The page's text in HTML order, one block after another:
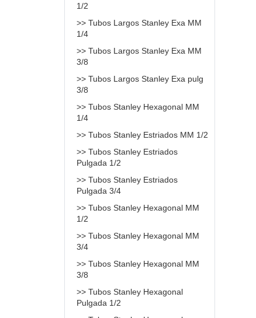
1/2
>> Tubos Largos Stanley Exa MM
1/4
>> Tubos Largos Stanley Exa MM
3/8
>> Tubos Largos Stanley Exa pulg
3/8
>> Tubos Stanley Hexagonal MM
1/4
>> Tubos Stanley Estriados MM 1/2
>> Tubos Stanley Estriados
Pulgada 1/2
>> Tubos Stanley Estriados
Pulgada 3/4
>> Tubos Stanley Hexagonal MM
1/2
>> Tubos Stanley Hexagonal MM
3/4
>> Tubos Stanley Hexagonal MM
3/8
>> Tubos Stanley Hexagonal
Pulgada 1/2